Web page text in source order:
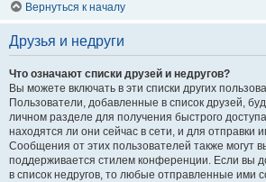
Вернуться к началу
Друзья и недруги
Что означают списки друзей и недругов?
Вы можете включать в эти списки других
Пользователи, добавленные в список друзей,
личном разделе для получения быстрого
находятся ли они сейчас в сети, и для отправки
Сообщения от этих пользователей также могут
поддерживается стилем конференции. Если вы
в список недругов, то любые отправленные ими